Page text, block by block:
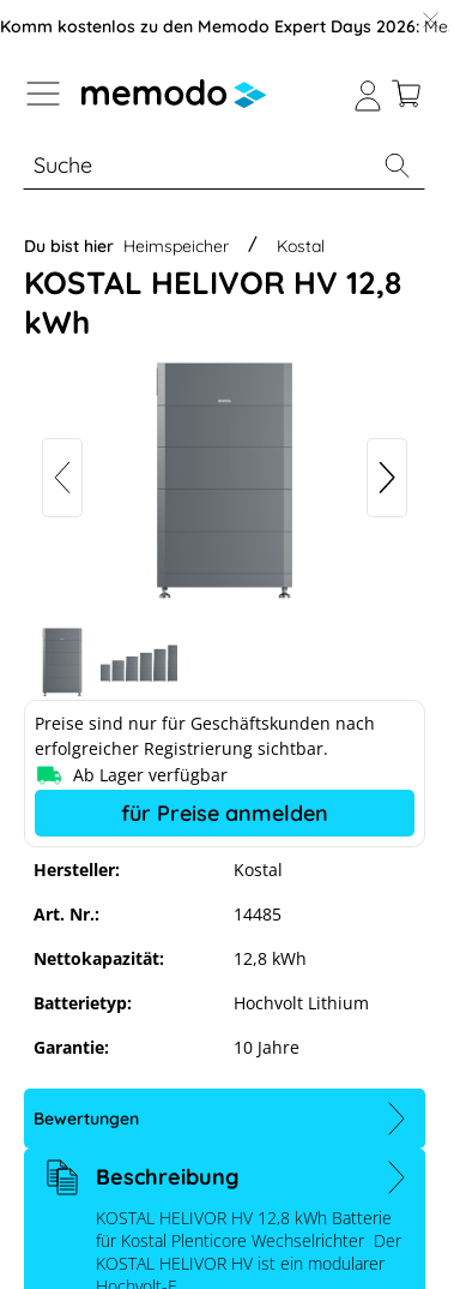
der B2B-Plattform springen
Komm kostenlos zu den Memodo Expert Days 2026:
% Sale Module Wechselrichter
Du bist hier Heimspeicher Kostal
KOSTAL HELIVOR HV 12,8
kWh
Hersteller:
Kostal
Art. Nr.:
14485
Nettokapazität:
12,8 kWh
Batterietyp:
Hochvolt Lithium
Garantie:
10 Jahre
Preise sind nur für Geschäftskunden nach
erfolgreicher Registrierung sichtbar.
Ab Lager verfügbar
für Preise anmelden
Bewertungen
Beschreibung
KOSTAL HELIVOR HV 12,8 kWh Batterie
für Kostal Plenticore Wechselrichter Der
KOSTAL HELIVOR HV ist ein modularer